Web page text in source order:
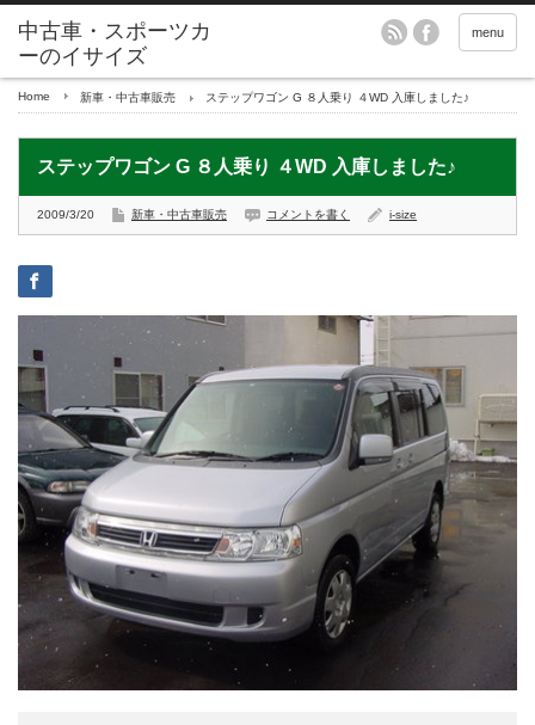
menu
Home 新車・中古車販売 ステップワゴン G ８人乗り ４WD 入庫しました♪
ステップワゴン G ８人乗り ４WD 入庫しました♪
2009/3/20 新車・中古車販売 コメントを書く i-size